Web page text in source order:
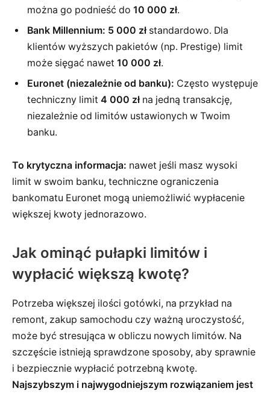
można go podnieść do 10 000 zł.
Bank Millennium: 5 000 złstandardowo. Dla
klientów wyższych pakietów (np. Prestige) limit
może sięgać nawet 10 000 zł.
Euronet (niezależnie od banku): Często występuje
techniczny limit 4 000 złna jedną transakcję,
niezależnie od limitów ustawionych w Twoim
banku.
To krytyczna informacja: nawet jeśli masz wysoki
limit w swoim banku, techniczne ograniczenia
bankomatu Euronet mogą uniemożliwić wypłacenie
większej kwoty jednorazowo.
Jak ominąć pułapki limitów i
wypłacić większą kwotę?
Potrzeba większej ilości gotówki, na przykład na
remont, zakup samochodu czy ważną uroczystość,
może być stresująca w obliczu nowych limitów. Na
szczęście istnieją sprawdzone sposoby, aby sprawnie
i bezpiecznie wypłacić potrzebną kwotę.
Najszybszym i najwygodniejszym rozwiązaniem jest